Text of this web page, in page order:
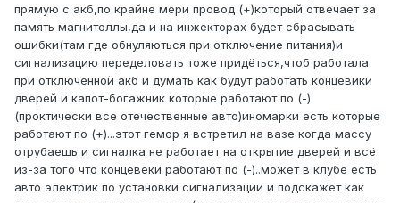
прямую с акб,по крайне мери провод (+)который отвечает за
память магнитоллы,да и на инжекторах будет сбрасывать
ошибки(там где обнуляються при отключение питания)и
сигнализацию переделовать тоже придёться,чтоб работала
при отключённой акб и думать как будут работать концевики
дверей и капот-богажник которые работают по (-)
(проктически все отечественные авто)иномарки есть которые
работают по (+)...этот гемор я встретил на вазе когда массу
отрубаешь и сигналка не работает на открытие дверей и всё
из-за того что концевеки работают по (-)..может в клубе есть
авто электрик по установки сигнализации и подскажет как